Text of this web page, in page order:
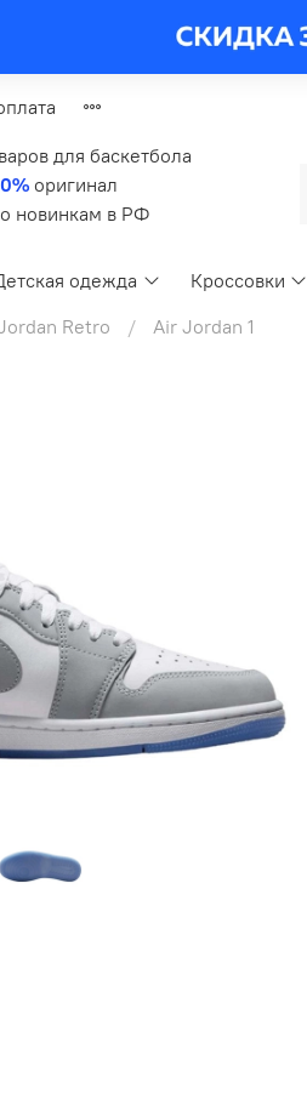
для баскетбола
оригинал
новинкам в РФ
одежда Кроссовки
Retro Air Jordan 1